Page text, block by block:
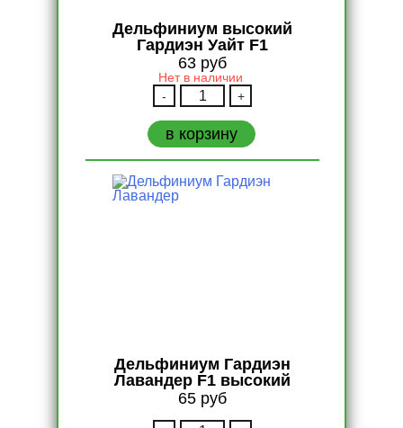
Дельфиниум высокий
Гардиэн Уайт F1
63 руб
Количество
Дельфиниум
высокий
Гардиэн
Уайт
F1
- +
в корзину
Нет в наличии
Дельфиниум Гардиэн
Лавандер F1 высокий
65 руб